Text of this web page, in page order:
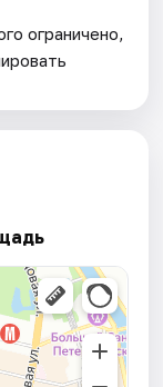
ограничено,